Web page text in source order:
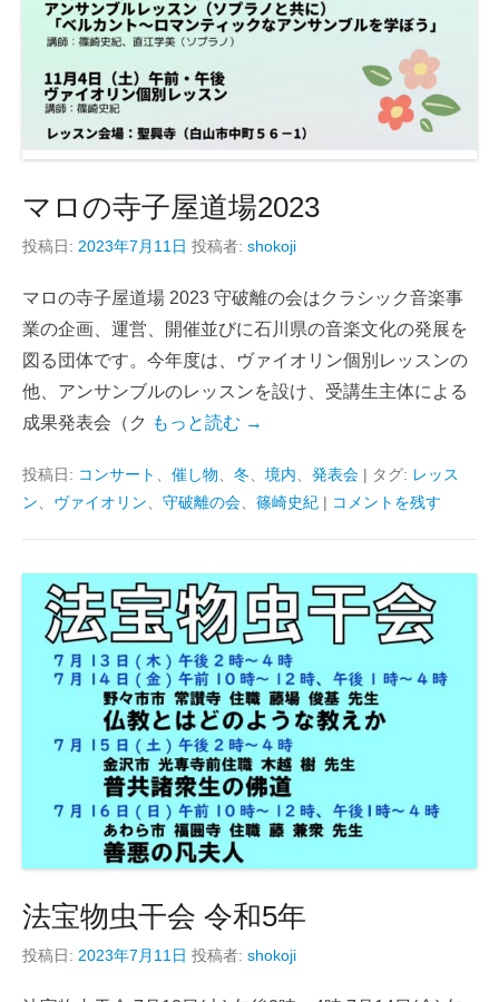
マロの寺子屋道場2023
投稿日: 2023年7月11日 投稿者: shokoji
マロの寺子屋道場 2023 守破離の会はクラシック音楽事
業の企画、運営、開催並びに石川県の音楽文化の発展を
図る団体です。今年度は、ヴァイオリン個別レッスンの
他、アンサンブルのレッスンを設け、受講生主体による
成果発表会（ク もっと読む →
投稿日: コンサート 催し物 冬 境内 発表会 | タグ: レッス
ン
ヴァイオリン 守破離の会 篠崎史紀 | コメントを残す
法宝物虫干会 令和5年
投稿日: 2023年7月11日 投稿者: shokoji